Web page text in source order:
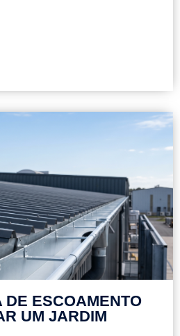
DE ESCOAMENTO
UM JARDIM